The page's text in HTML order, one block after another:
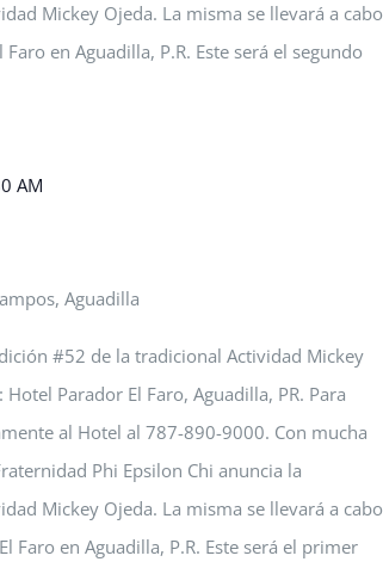
Mickey Ojeda. La misma se llevará a cabo
en Aguadilla, P.R. Este será el segundo
AM
Aguadilla
#52 de la tradicional Actividad Mickey
Parador El Faro, Aguadilla, PR. Para
al Hotel al 787-890-9000. Con mucha
Phi Epsilon Chi anuncia la
Mickey Ojeda. La misma se llevará a cabo
Faro en Aguadilla, P.R. Este será el primer